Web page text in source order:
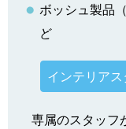
ボッシュ製品
ど
インテリア
専属のスタッフ